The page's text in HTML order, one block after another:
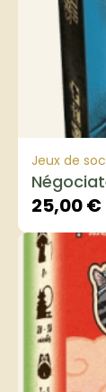
Jeux de
25,00€